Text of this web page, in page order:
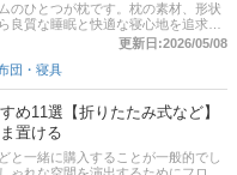
のひとつが枕です。枕の素材、形状
良質な睡眠と快適な寝心地を追求し
や高さの違いなど、さまざまな枕が
だらよいか迷ってしまう方も多いの
は、寝具の専門家『株式会社寝室デ
康人（まつもとやすと）さんにお
め枕を紹介。ニトリや無印良品な
アップしています。枕の素材も徹底
枕を探してみてください！記事後半
売れ筋人気ランキングもあるので、
しょう。
更新日:2026/05/08
団・寝具
め11選【折りたたみ式など】
置ける
と一緒に購入することが一般的でし